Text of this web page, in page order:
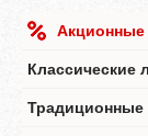
Классические
Традиционные